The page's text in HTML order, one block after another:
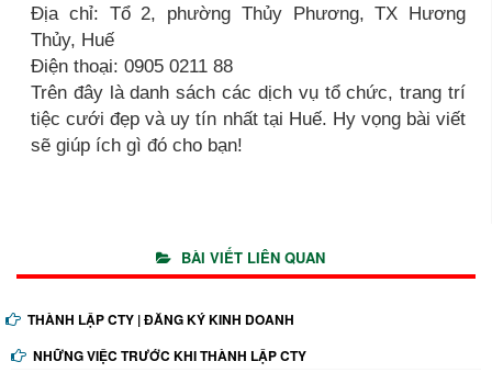
Địa chỉ: Tổ 2, phường Thủy Phương, TX Hương
Thủy, Huế
Điện thoại: 0905 0211 88
Trên đây là danh sách các dịch vụ tổ chức, trang trí
tiệc cưới đẹp và uy tín nhất tại Huế. Hy vọng bài viết
sẽ giúp ích gì đó cho bạn!
BÀI VIẾT LIÊN QUAN
THÀNH LẬP CTY | ĐĂNG KÝ KINH DOANH
NHỮNG VIỆC TRƯỚC KHI THÀNH LẬP CTY